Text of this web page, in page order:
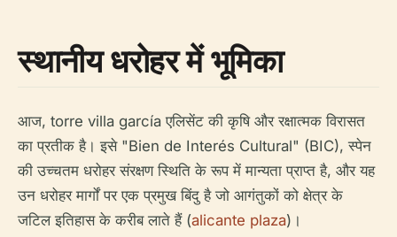
स्थानीय धरोहर में भूमिका
आज, torre villa garcía एलिसेंट की कृषि और रक्षात्मक विरासत
का प्रतीक है। इसे "Bien de Interés Cultural" (BIC), स्पेन
की उच्चतम धरोहर संरक्षण स्थिति के रूप में मान्यता प्राप्त है, और यह
उन धरोहर मार्गों पर एक प्रमुख बिंदु है जो आगंतुकों को क्षेत्र के
जटिल इतिहास के करीब लाते हैं (alicante plaza)।